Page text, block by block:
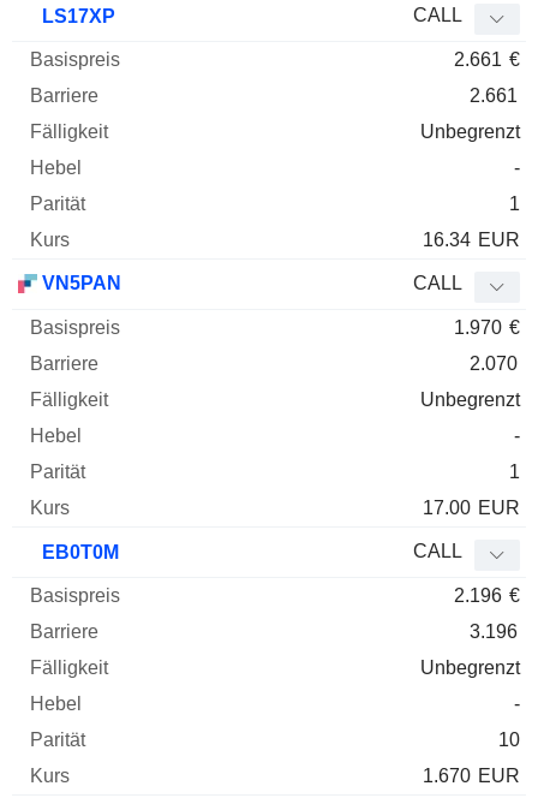
LS17XP CALL
2.661 €
2.661
Unbegrenzt
-
1
16.34 EUR
VN5PAN CALL
1.970 €
2.070
Unbegrenzt
-
1
17.00 EUR
EB0T0M CALL
2.196 €
3.196
Unbegrenzt
-
10
1.670 EUR